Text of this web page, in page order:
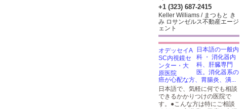
+1 (323) 687-2415
Keller Williams / まつもと き
み ロサンゼルス不動産エージ
ェント
日本語の一般内
科 ・ 消化器内
科、肝臓専門
医。消化器系の
癌が心配な方、胃腸炎、潰...
日本語で、気軽に何でも相談
できるかかりつけの医院で
す。●こんな方は特にご相談